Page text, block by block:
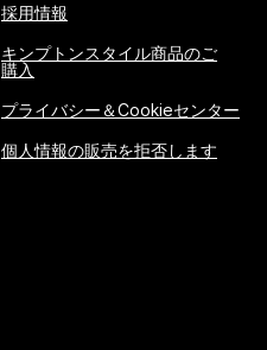
採用情報
キンプトンスタイル商品のご
購入
プライバシー＆Cookieセンター
個人情報の販売を拒否します